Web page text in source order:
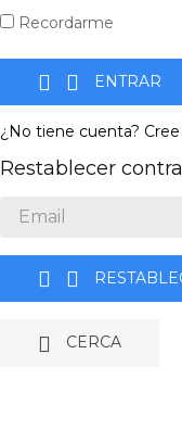
Recordarme
  ENTRAR
¿No tiene cuenta?
Restablecer
 
 CERCA